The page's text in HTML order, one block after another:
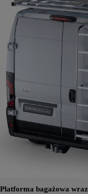
Platforma bagażowa